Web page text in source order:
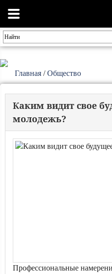
Главная /Общество
Каким видит свое
молодежь?
Профессиональные